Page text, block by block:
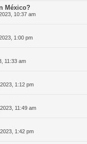
México?
10:37 am
1:00 pm
11:33 am
1:12 pm
11:49 am
1:42 pm